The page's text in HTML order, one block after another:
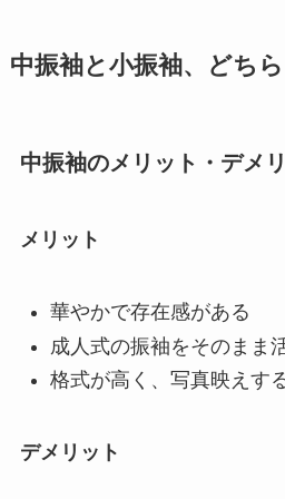
中振袖と小振袖、どち
中振袖のメリット・デメ
メリット
華やかで存在感がある
成人式の振袖をそのまま
格式が高く、写真映えす
デメリット